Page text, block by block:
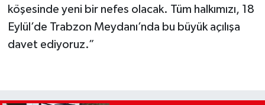
köşesinde yeni bir nefes olacak. Tüm halkımızı, 18
Eylül’de Trabzon Meydanı’nda bu büyük açılışa
davet ediyoruz.”